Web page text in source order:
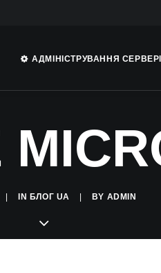
АДМІНІСТРУВАННЯ
IN БЛОГ UA BY ADMIN